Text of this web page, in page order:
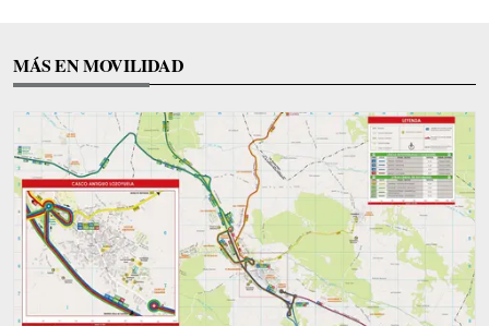
MÁS EN MOVILIDAD